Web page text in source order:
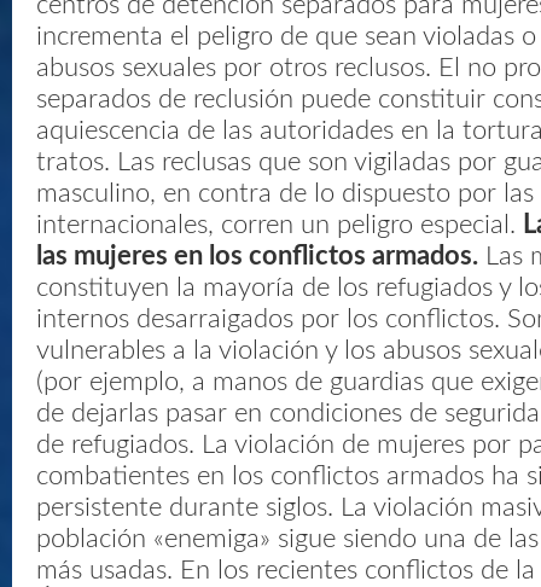
incrementa el peligro de que sean violadas
abusos sexuales por otros reclusos. El no
separados de reclusión puede constituir
aquiescencia de las autoridades en la
tratos. Las reclusas que son vigiladas por
masculino, en contra de lo dispuesto por las
internacionales, corren un peligro especial.
las mujeres en los conflictos armados. Las
constituyen la mayoría de los refugiados y
internos desarraigados por los conflictos.
vulnerables a la violación y los abusos
(por ejemplo, a manos de guardias que
de dejarlas pasar en condiciones de
de refugiados. La violación de mujeres por
combatientes en los conflictos armados ha
persistente durante siglos. La violación
población «enemiga» sigue siendo una de
más usadas. En los recientes conflictos de la